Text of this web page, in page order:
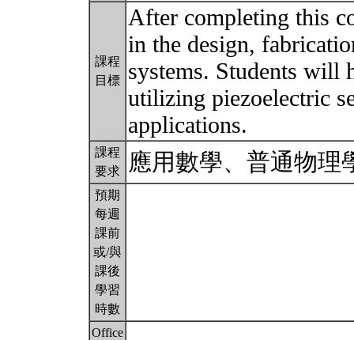
課程
目標
After completing this
in the design,
systems. Students will
utilizing piezoelectric
applications.
課程
要求
應用數學、普通物理
預期
每週
課前
或/與
課後
學習
時數
Office